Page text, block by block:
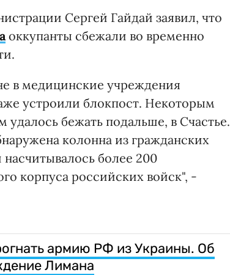
Сергей Гайдай заявил, что
оккупанты сбежали во временно
в медицинские учреждения
устроили блокпост. Некоторым
бежать подальше, в Счастье.
колонна из гражданских
более 200
корпуса российских войск", -
армию РФ из Украины. Об
Лимана